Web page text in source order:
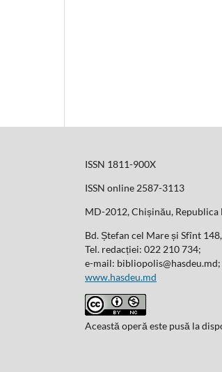
ISSN 1811-900X
ISSN online 2587-3113
MD-2012, Chișinău, Republica
Bd. Ștefan cel Mare și Sfînt 148,
Tel. redacției: 022 210 734;
e-mail:
www.hasdeu.md
Această operă este pusă la